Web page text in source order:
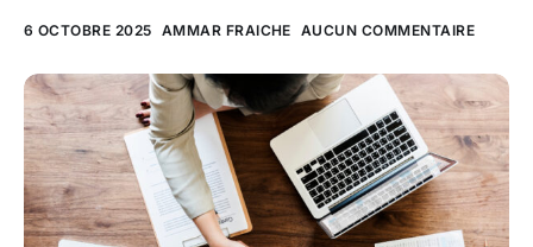
6 OCTOBRE 2025 AMMAR FRAICHE AUCUN COMMENTAIRE